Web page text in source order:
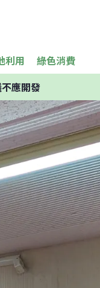
利用 綠色消費
應開發